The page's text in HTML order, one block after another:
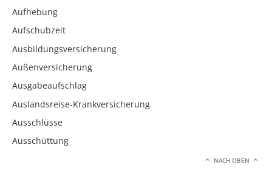
Aufhebung
Aufschubzeit
Ausbildungsversicherung
Außenversicherung
Ausgabeaufschlag
Auslandsreise-Krankversicherung
Ausschlüsse
Ausschüttung
NACH OBEN